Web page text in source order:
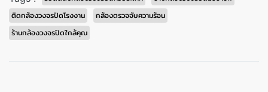
ติดกล้องวงจรปิดโรงงาน
กล้องตรวจจับความร้อน
ร้านกล้องวงจรปิดใกล้คุณ